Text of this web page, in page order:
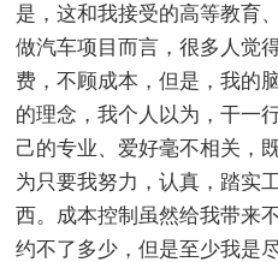
是，这和我接受的高等教育
做汽车项目而言，很多人觉
费，不顾成本，但是，我的
的理念，我个人以为，干一
己的专业、爱好毫不相关，
为只要我努力，认真，踏实
西。成本控制虽然给我带来
约不了多少，但是至少我是尽